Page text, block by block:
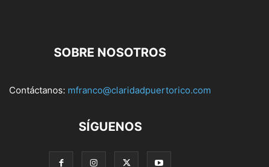
SOBRE NOSOTROS
Contáctanos: mfranco@claridadpuertorico.com
SÍGUENOS